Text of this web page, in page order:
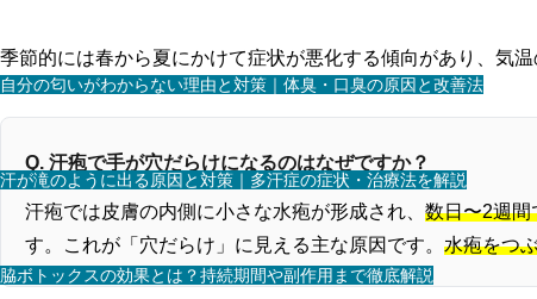
自分の匂いがわからない理由と対策｜体臭・口臭の原因と改善法
汗が滝のように出る原因と対策｜多汗症の症状・治療法を解説
脇ボトックスの効果とは？持続期間や副作用まで徹底解説
季節的には春から夏にかけて症状が悪化する傾向があり、気
Q. 汗疱で手が穴だらけになるのはなぜですか？
汗疱では皮膚の内側に小さな水疱が形成され、 数日〜2週間
す。これが「穴だらけ」に見える主な原因です。 水疱をつ